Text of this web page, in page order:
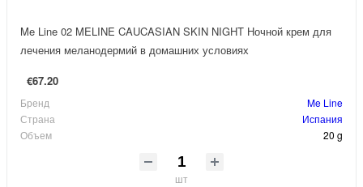
Me Line 02 MELINE CAUCASIAN SKIN NIGHT Ночной крем для
лечения меланодермий в домашних условиях
€67.20
Бренд
Me Line
Страна
Испания
Объем
20 g
шт